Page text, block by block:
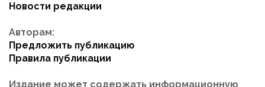
Новости редакции
Авторам:
Предложить публикацию
Правила публикации
Издание может содержать информационную